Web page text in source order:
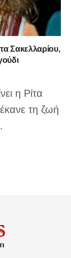
Σακελλαρίου,
η Ρίτα
τη ζωή